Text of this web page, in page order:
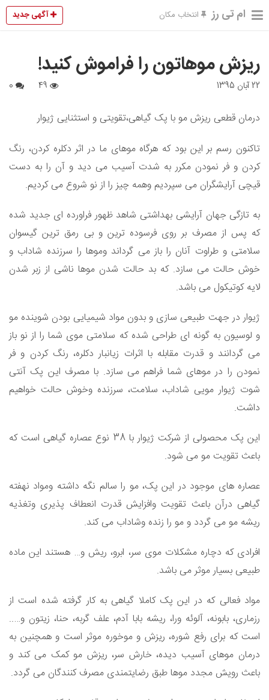
ام تی رز انتخاب مکان آگهی جدید
ریزش موهاتون را فراموش کنید!
22 آبان 1395
درمان قطعی ریزش مو با پک گیاهی،تقویتی و استثنایی ژیوار
تاکنون رسم بر این بود که هرگاه موهای ما در اثر دکلره کردن، رنگ
کردن و فر نمودن مکرر به شدت آسیب می دید و آن را به دست
قیچی آرایشگران می سپردیم وهمه چیز را از نو شروع می کردیم.
به تازگی جهان آرایشی بهداشتی شاهد ظهور فراورده ای جدید شده
که پس از مصرف بر روی فرسوده ترین و بی رمق ترین گیسوان
سلامتی و طراوت آنان را باز می گرداند وموها را سرزنده شاداب و
خوش حالت می سازد. که بد حالت شدن موها ناشی از زبر شدن
لایه کوتیکول می باشد.
ژیوار در جهت طبیعی سازی و بدون مواد شیمیایی بودن شوینده مو
و لوسیون به گونه ای طراحی شده که سلامتی موی شما را از نو باز
می گردانند و قدرت مقابله با اثرات زیانبار دکلره، رنگ کردن و فر
نمودن را در موهای شما فراهم می سازد. با مصرف این پک آنتی
شوت ژیوار مویی شاداب، سلامت، سرزنده وخوش حالت خواهیم
داشت.
این پک محصولی از شرکت ژیوار با 38 نوع عصاره گیاهی است که
باعث تقویت مو می شود.
عصاره های موجود در این پک، مو را سالم نگه داشته ومواد نهفته
گیاهی درآن باعث تقویت وافزایش قدرت انعطاف پذیری وتغذیه
ریشه مو می گردد و مو را زنده وشاداب می کند.
افرادی که دچاره مشکلات موی سر، ابرو، ریش و… هستند این ماده
طبیعی بسیار موثر می باشد.
مواد فعالی که در این پک کاملا گیاهی به کار گرفته شده است از
رزماری، بابونه، آلوئه ورا، ریشه بابا آدم، علف گربه، حنا، زیتون و…..
است که برای رفع شوره، ریزش و موخوره موثر است و همچنین به
درمان موهای آسیب دیده، خارش سر، ریزش مو کمک می کند و
باعث رویش مجدد موها طبق رضایتمندی مصرف کنندگان می گردد.